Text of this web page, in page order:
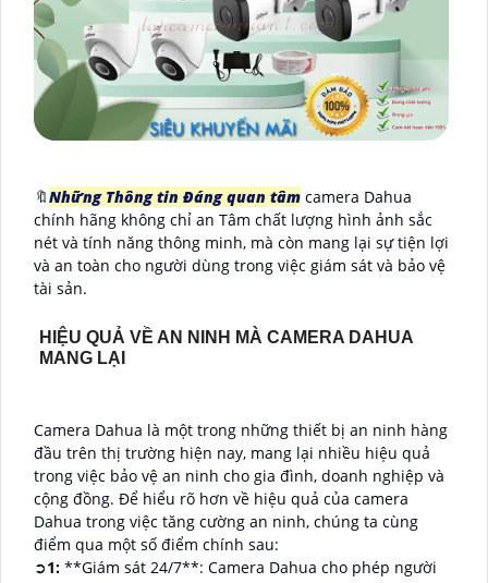
🔖Những Thông tin Đáng quan tâm camera Dahua
chính hãng không chỉ an Tâm chất lượng hình ảnh sắc
nét và tính năng thông minh, mà còn mang lại sự tiện lợi
và an toàn cho người dùng trong việc giám sát và bảo vệ
tài sản.
HIỆU QUẢ VỀ AN NINH MÀ CAMERA DAHUA
MANG LẠI
Camera Dahua là một trong những thiết bị an ninh hàng
đầu trên thị trường hiện nay, mang lại nhiều hiệu quả
trong việc bảo vệ an ninh cho gia đình, doanh nghiệp và
cộng đồng. Để hiểu rõ hơn về hiệu quả của camera
Dahua trong việc tăng cường an ninh, chúng ta cùng
điểm qua một số điểm chính sau:
➲1: **Giám sát 24/7**: Camera Dahua cho phép người